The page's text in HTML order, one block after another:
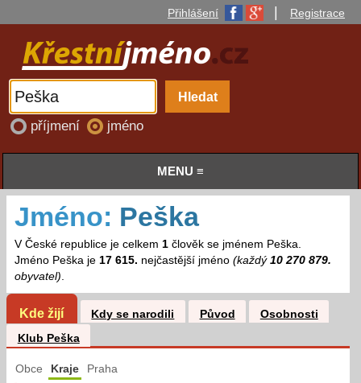
Přihlášení Registrace
příjmení jméno
MENU ≡
Jméno: Peška
V České republice je celkem 1člověk se jménem Peška.
Jméno Peška je 17 615. nejčastější jméno (každý 10 270 879.
obyvatel).
Kde žijí Kdy se narodili Původ
Osobnosti
Klub Peška
Obce Kraje Praha